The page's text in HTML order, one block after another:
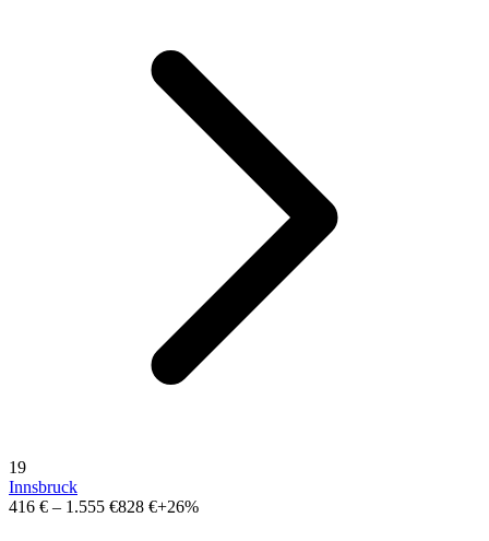
19
Innsbruck
416 € – 1.555 €828 €+26%